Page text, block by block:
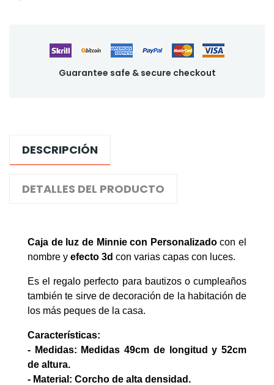
Guarantee safe & secure checkout
DESCRIPCIÓN
DETALLES DEL PRODUCTO
Caja de luz de Minnie con Personalizadocon el
nombre y efecto 3d con varias capas con luces.
Es el regalo perfecto para bautizos o cumpleaños
también te sirve de decoración de la habitación de
los más peques de la casa.
Características:
- Medidas: Medidas 49cm de longitud y 52cm
de altura.
- Material: Corcho de alta densidad.